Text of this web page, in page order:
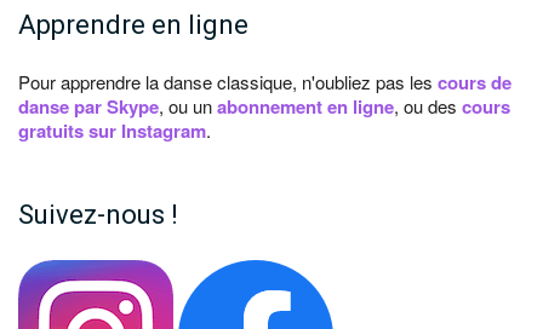
Apprendre en ligne
Pour apprendre la danse classique, n'oubliez pas les cours de
danse par Skype, ou unabonnement en ligne, ou des cours
gratuits sur Instagram.
Suivez-nous !